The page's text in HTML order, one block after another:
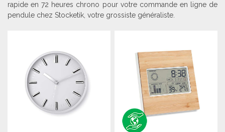
rapide en 72 heures chrono pour votre commande en ligne de
pendule chez Stocketik, votre grossiste généraliste.